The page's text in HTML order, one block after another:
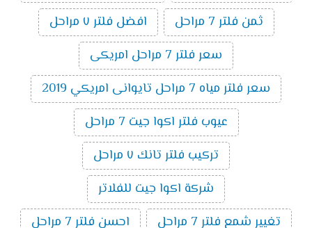
ثمن فلتر 7 مراحل
افضل فلتر ٧ مراحل
سعر فلتر 7 مراحل امريكى
سعر فلتر مياه 7 مراحل تايوانى امريكي 2019
عيوب فلتر اكوا جيت 7 مراحل
تركيب فلتر تانك ٧ مراحل
شركة اكوا جيت للفلاتر
تغيير شمع فلتر 7 مراحل
احسن فلتر 7 مراحل